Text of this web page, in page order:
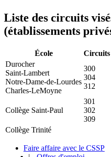
Liste des circuits
(établissements
École
Durocher
Saint-Lambert
Notre-Dame-de-Lourdes
Charles-LeMoyne
300
304
312
Collège Saint-Paul
301
302
309
Collège Trinité
Faire affaire avec le CSSP